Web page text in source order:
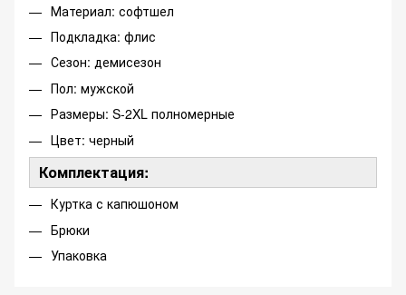
Материал: софтшел
Подкладка: флис
Сезон: демисезон
Пол: мужской
Размеры: S-2XL полномерные
Цвет: черный
Комплектация:
Куртка с капюшоном
Брюки
Упаковка